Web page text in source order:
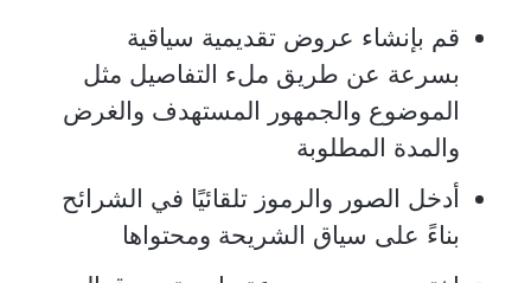
قم بإنشاء عروض تقديمية سياقية
بسرعة عن طريق ملء التفاصيل مثل
الموضوع والجمهور المستهدف والغرض
والمدة المطلوبة
أدخل الصور والرموز تلقائيًا في الشرائح
بناءً على سياق الشريحة ومحتواها